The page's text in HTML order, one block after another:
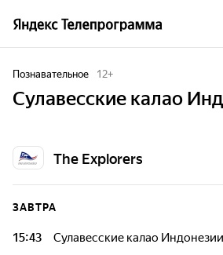
Познавательное 12+
Сулавесские калао
The Explorers
ЗАВТРА
15:43 Сулавесские калао Индонезии